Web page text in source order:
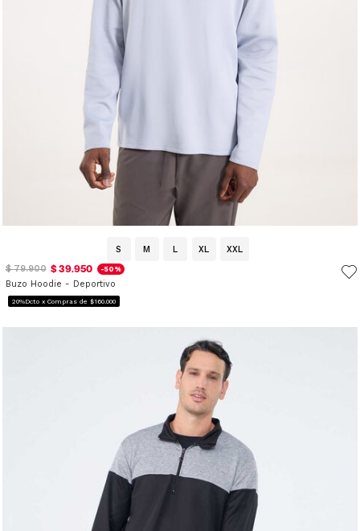
S M L XL
XXL
$ 79.900 $ 39.950 -50%
Buzo Hoodie - Deportivo
20%Dcto x Compras de $160.000